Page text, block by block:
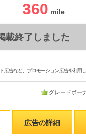
360
載終了しました
広告など、プロモーション広告を利用
グレードボー
広告の詳細